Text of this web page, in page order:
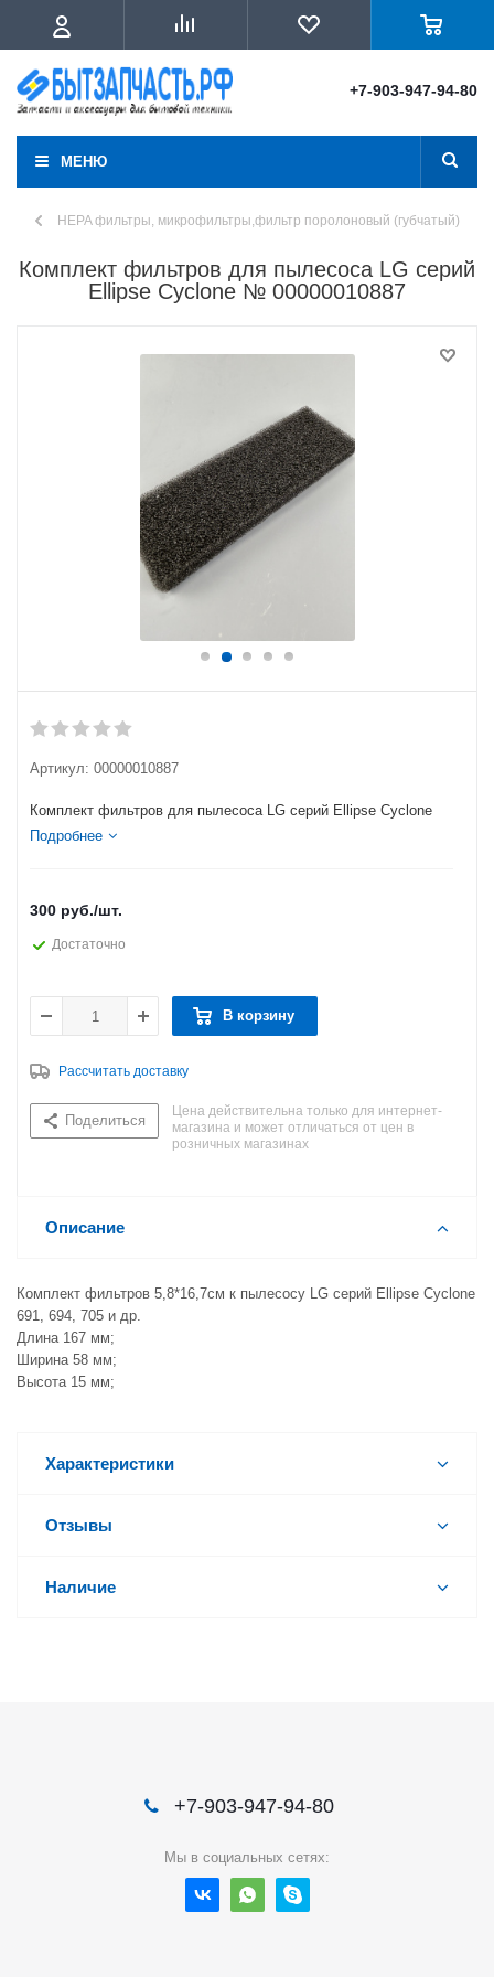
+7-903-947-94-80
МЕНЮ
HEPA фильтры, микрофильтры,фильтр поролоновый (губчатый)
Комплект фильтров для пылесоса LG серий
Ellipse Cyclone № 00000010887
Артикул: 00000010887
Комплект фильтров для пылесоса LG серий Ellipse Cyclone
Подробнее
300 руб./шт.
Достаточно
В корзину
Рассчитать доставку
Поделиться
Цена действительна только для интернет-
магазина и может отличаться от цен в
розничных магазинах
Описание
Комплект фильтров 5,8*16,7см к пылесосу LG серий Ellipse Cyclone
691, 694, 705 и др.
Длина 167 мм;
Ширина 58 мм;
Высота 15 мм;
Характеристики
Отзывы
Наличие
+7-903-947-94-80
Мы в социальных сетях: